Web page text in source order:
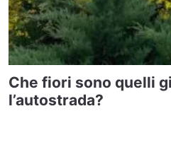
Che fiori sono quelli
l’autostrada?